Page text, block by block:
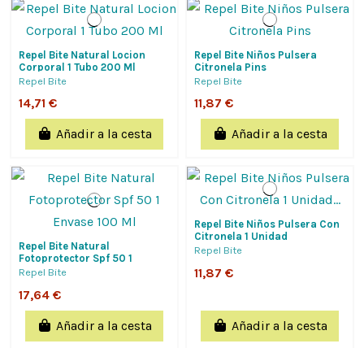
Repel Bite Natural Locion
Corporal 1 Tubo 200 Ml
Repel Bite
14,71 €
Añadir a la cesta
Repel Bite Niños Pulsera
Citronela Pins
Repel Bite
11,87 €
Añadir a la cesta
Repel Bite Natural
Fotoprotector Spf 50 1
Envase 100 Ml
Repel Bite
17,64 €
Añadir a la cesta
Repel Bite Niños Pulsera Con
Citronela 1 Unidad
Personalizable
Repel Bite
11,87 €
Añadir a la cesta